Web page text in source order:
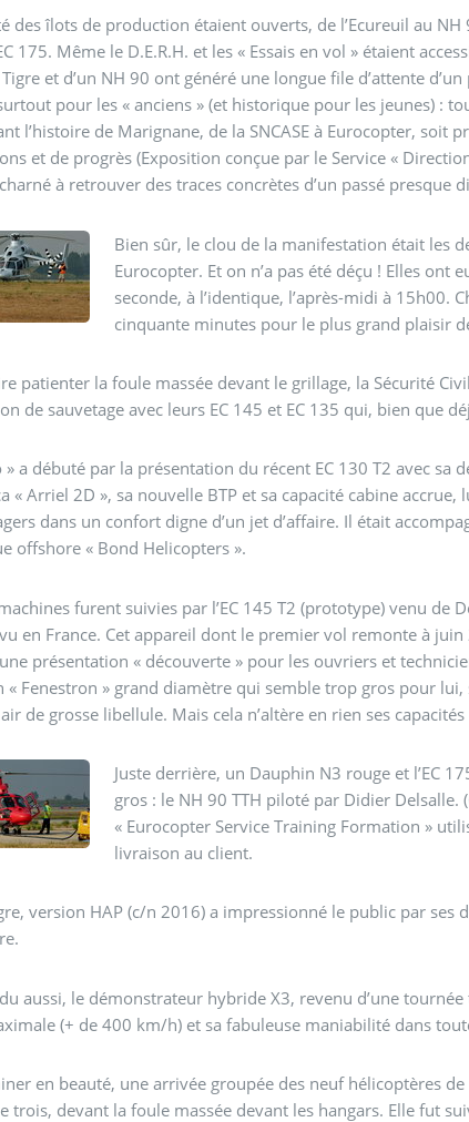
des îlots de production étaient ouverts, de l’Ecureuil au
175. Même le D.E.R.H. et les « Essais en vol » étaient
et d’un NH 90 ont généré une longue file d’attente
pour les « anciens » (et historique pour les jeunes) :
l’histoire de Marignane, de la SNCASE à Eurocopter, soit
et de progrès (Exposition conçue par le Service «
qui s’est acharné à retrouver des traces concrètes d’un passé
Bien sûr, le clou de la manifestation était les
Eurocopter. Et on n’a pas été déçu ! Elles
seconde, à l’identique, l’après-midi à 15h00.
cinquante minutes pour le plus grand plaisir
patienter la foule massée devant le grillage, la Sécurité
de sauvetage avec leurs EC 145 et EC 135 qui, bien que
» a débuté par la présentation du récent EC 130 T2 avec sa
« Arriel 2D », sa nouvelle BTP et sa capacité cabine accrue,
dans un confort digne d’un jet d’affaire. Il était
offshore « Bond Helicopters ».
furent suivies par l’EC 145 T2 (prototype) venu de
en France. Cet appareil dont le premier vol remonte à
présentation « découverte » pour les ouvriers et
« Fenestron » grand diamètre qui semble trop gros pour
de grosse libellule. Mais cela n’altère en rien ses
Juste derrière, un Dauphin N3 rouge et l’EC 175 PT1 01 avec sa
gros : le NH 90 TTH piloté par Didier Delsalle.
« Eurocopter Service Training Formation »
livraison au client.
version HAP (c/n 2016) a impressionné le public par
aussi, le démonstrateur hybride X3, revenu d’une
(+ de 400 km/h) et sa fabuleuse maniabilité dans
en beauté, une arrivée groupée des neuf hélicoptères
trois, devant la foule massée devant les hangars. Elle fut